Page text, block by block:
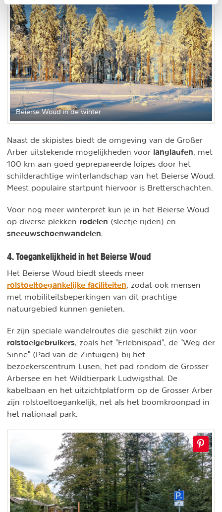
Beierse Woud in de winter
Naast de skipistes biedt de omgeving van de Großer
Arber uitstekende mogelijkheden voor langlaufen , met
100 km aan goed geprepareerde loipes door het
schilderachtige winterlandschap van het Beierse Woud.
Meest populaire startpunt hiervoor is Bretterschachten.
Voor nog meer winterpret kun je in het Beierse Woud
op diverse plekken rodelen (sleetje rijden) en
sneeuwschoenwandelen
4. Toegankelijkheid in het Beierse Woud
Het Beierse Woud biedt steeds meer
rolstoeltoegankelijke faciliteiten , zodat ook mensen
met mobiliteitsbeperkingen van dit prachtige
natuurgebied kunnen genieten.
Er zijn speciale wandelroutes die geschikt zijn voor
rolstoelgebruikers , zoals het "Erlebnispad", de "Weg der
Sinne" (Pad van de Zintuigen) bij het
bezoekerscentrum Lusen, het pad rondom de Grosser
Arbersee en het Wildtierpark Ludwigsthal. De
kabelbaan en het uitzichtplatform op de Grosser Arber
zijn rolstoeltoegankelijk, net als het boomkroonpad in
het nationaal park.